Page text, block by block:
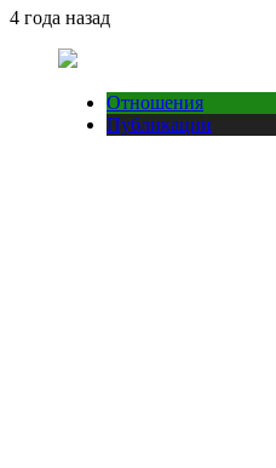
4 года назад
Отношения
Публикации